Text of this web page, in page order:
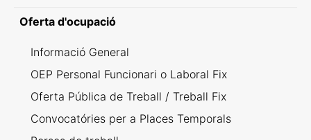
Oferta d'ocupació
Informació General
OEP Personal Funcionari o Laboral Fix
Oferta Pública de Treball / Treball Fix
Convocatóries per a Places Temporals